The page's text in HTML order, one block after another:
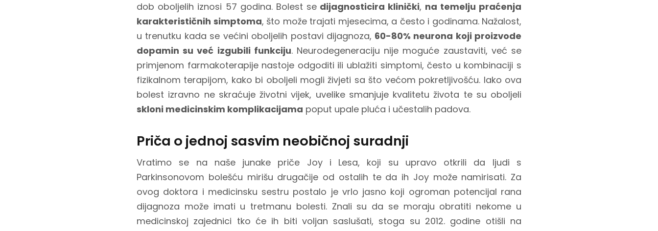
dob oboljelih iznosi 57 godina. Bolest se dijagnosticira klinički, na temelju praćenja
karakterističnih simptoma, što može trajati mjesecima, a često i godinama. Nažalost,
u trenutku kada se većini oboljelih postavi dijagnoza, 60-80% neurona koji proizvode
dopamin su već izgubili funkciju. Neurodegeneraciju nije moguće zaustaviti, već se
primjenom farmakoterapije nastoje odgoditi ili ublažiti simptomi, često u kombinaciji s
fizikalnom terapijom, kako bi oboljeli mogli živjeti sa što većom pokretljivošću. Iako ova
bolest izravno ne skraćuje životni vijek, uvelike smanjuje kvalitetu života te su oboljeli
skloni medicinskim komplikacijama poput upale pluća i učestalih padova.
Priča o jednoj sasvim neobičnoj suradnji
Vratimo se na naše junake priče Joy i Lesa, koji su upravo otkrili da ljudi s
Parkinsonovom bolešću mirišu drugačije od ostalih te da ih Joy može namirisati. Za
ovog doktora i medicinsku sestru postalo je vrlo jasno koji ogroman potencijal rana
dijagnoza može imati u tretmanu bolesti. Znali su da se moraju obratiti nekome u
medicinskoj zajednici tko će ih biti voljan saslušati, stoga su 2012. godine otišli na